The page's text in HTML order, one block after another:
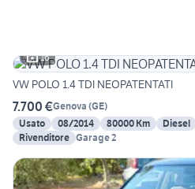
16
VW POLO 1.4 TDI NEOPATENTATI
7.700 €Genova (GE)
Usato
08/2014 80000 Km Diesel
Rivenditore Garage 2